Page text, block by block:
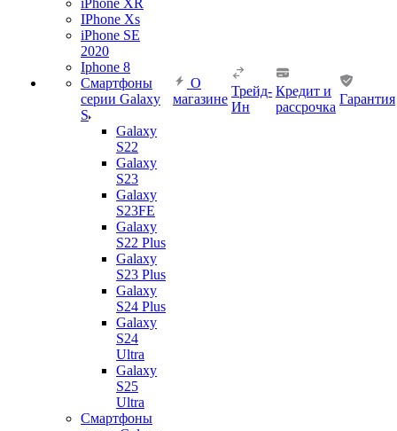
iPhone XR
IPhone Xs
iPhone SE
2020
Iphone 8
Смартфоны
серии Galaxy
S
Galaxy
S22
Galaxy
S23
Galaxy
S23FE
Galaxy
S22 Plus
Galaxy
S23 Plus
Galaxy
S24 Plus
Galaxy
S24
Ultra
Galaxy
S25
Ultra
Смартфоны
О
магазине
Трейд-
Ин
Кредит и
рассрочка
Гарантия